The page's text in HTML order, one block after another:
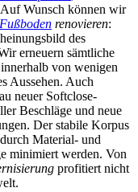
Auf Wunsch können wir
renovieren:
des
erneuern sämtliche
von wenigen
Aussehen. Auch
neuer Softclose-
Beschläge und neue
Der stabile Korpus
Material- und
minimiert werden. Von
profitiert nicht